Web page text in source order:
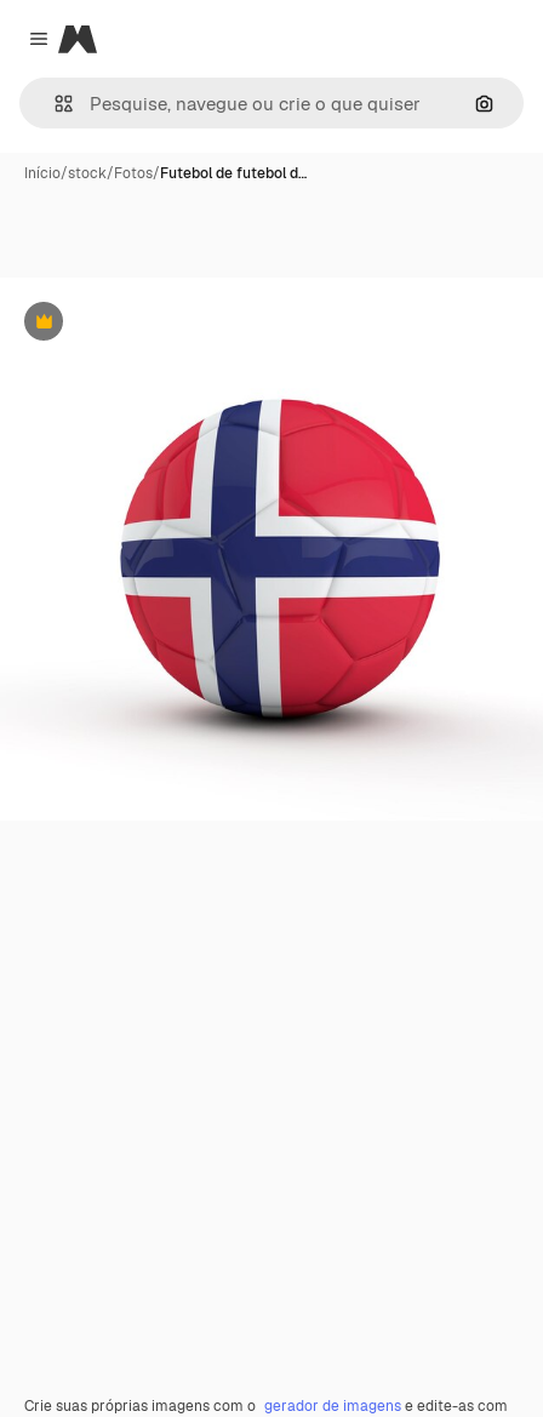
Close menu
Magnific
Início/stock/Fotos/Futebol de futebol d…
Premium
Crie suas próprias imagens com o gerador de imagense edite-as com